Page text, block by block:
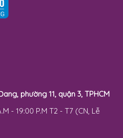
phường 11, quận 3, TPHCM
- 19:00 P.M T2 - T7 (CN, Lễ